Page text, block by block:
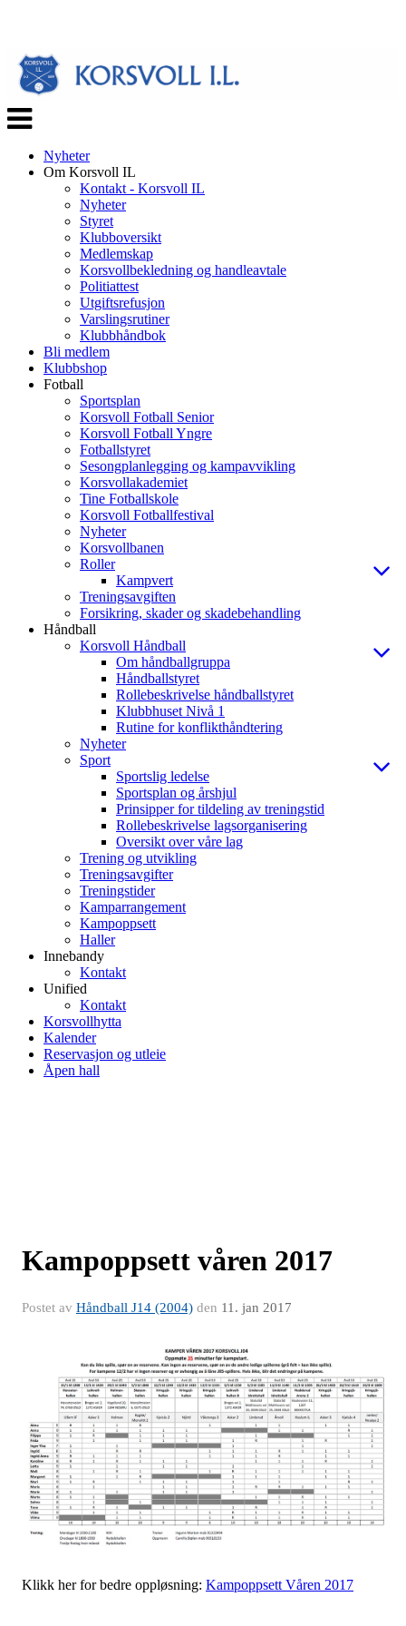
Veksle
navigasjon
Nyheter
Om Korsvoll IL
Kontakt - Korsvoll IL
Nyheter
Styret
Klubboversikt
Medlemskap
Korsvollbekledning og handleavtale
Politiattest
Utgiftsrefusjon
Varslingsrutiner
Klubbhåndbok
Bli medlem
Klubbshop
Fotball
Sportsplan
Korsvoll Fotball Senior
Korsvoll Fotball Yngre
Fotballstyret
Sesongplanlegging og kampavvikling
Korsvollakademiet
Tine Fotballskole
Korsvoll Fotballfestival
Nyheter
Korsvollbanen
Roller
Kampvert
Treningsavgiften
Forsikring, skader og skadebehandling
Håndball
Korsvoll Håndball
Om håndballgruppa
Håndballstyret
Rollebeskrivelse håndballstyret
Klubbhuset Nivå 1
Rutine for konflikthåndtering
Nyheter
Sport
Sportslig ledelse
Sportsplan og årshjul
Prinsipper for tildeling av treningstid
Rollebeskrivelse lagsorganisering
Oversikt over våre lag
Trening og utvikling
Treningsavgifter
Treningstider
Kamparrangement
Kampoppsett
Haller
Innebandy
Kontakt
Unified
Kontakt
Korsvollhytta
Kalender
Reservasjon og utleie
Åpen hall
Kampoppsett våren 2017
Postet av Håndball J14 (2004) den 11. jan 2017
Klikk her for bedre oppløsning: Kampoppsett Våren 2017